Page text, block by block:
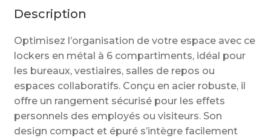
et
1.56,5
de
haut
Description
Optimisez l’organisation de votre espace avec ce
lockers en métal à 6 compartiments, idéal pour
les bureaux, vestiaires, salles de repos ou
espaces collaboratifs. Conçu en acier robuste, il
offre un rangement sécurisé pour les effets
personnels des employés ou visiteurs. Son
design compact et épuré s’intègre facilement